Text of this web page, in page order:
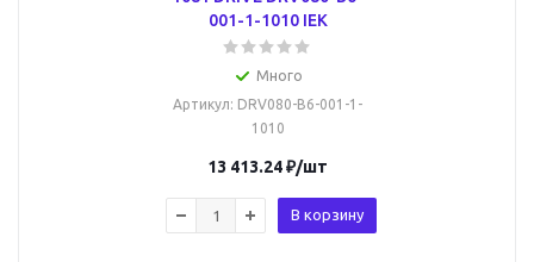
001-1-1010 IEK
Много
Артикул: DRV080-B6-001-1-
1010
13 413.24₽/шт
В корзину